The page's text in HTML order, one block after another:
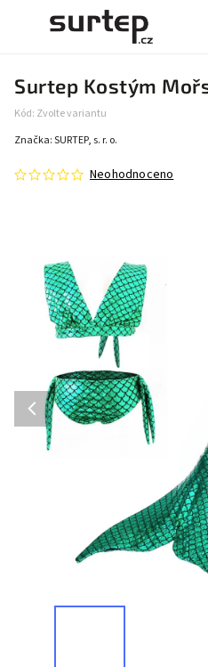
Surtep Kostým
Kód: Zvolte variantu
Neohodnoceno
Značka:SURTEP, s. r. o.